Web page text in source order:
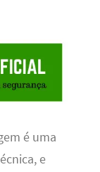
é uma
e